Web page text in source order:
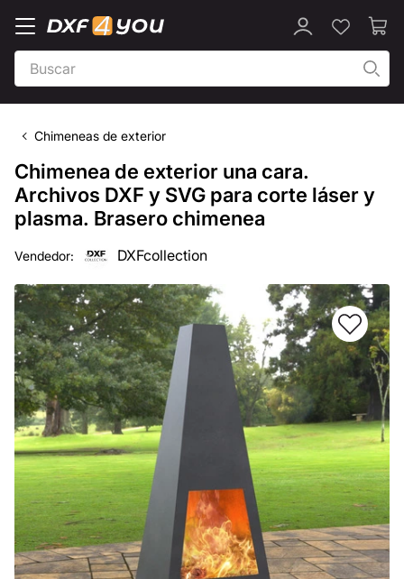
Chimeneas de exterior
Chimenea de exterior una cara.
Archivos DXF y SVG para corte láser y
plasma. Brasero chimenea
Vendedor: DXFcollection